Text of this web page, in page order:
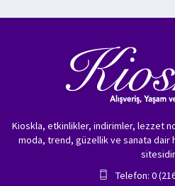
Kioskla, etkinlikler, indirimler, lezzet
moda, trend, güzellik ve sanata dair
Telefon: 0